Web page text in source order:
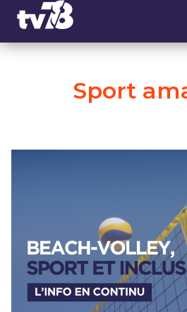
Sport
Panneau de gestion des cookies